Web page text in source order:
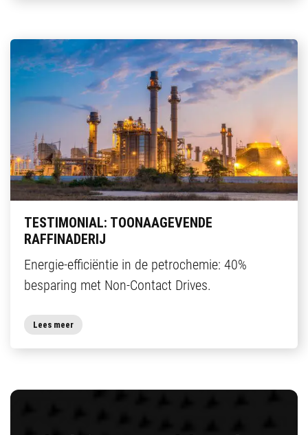
TESTIMONIAL: TOONAAGEVENDE
RAFFINADERIJ
Energie-efficiëntie in de petrochemie: 40%
besparing met Non-Contact Drives.
Lees meer